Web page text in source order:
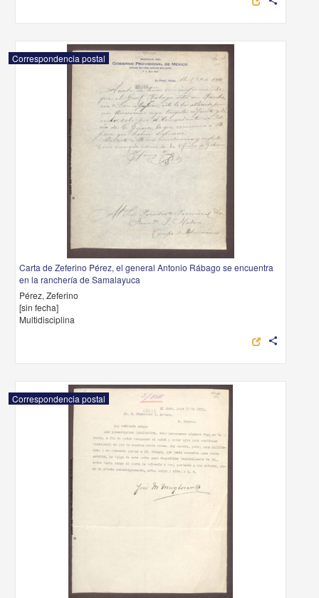
Correspondencia postal
Carta de Zeferino Pérez, el general Antonio Rábago se encuentra
en la ranchería de Samalayuca
Pérez, Zeferino
[sin fecha]
Multidisciplina
share
Correspondencia postal